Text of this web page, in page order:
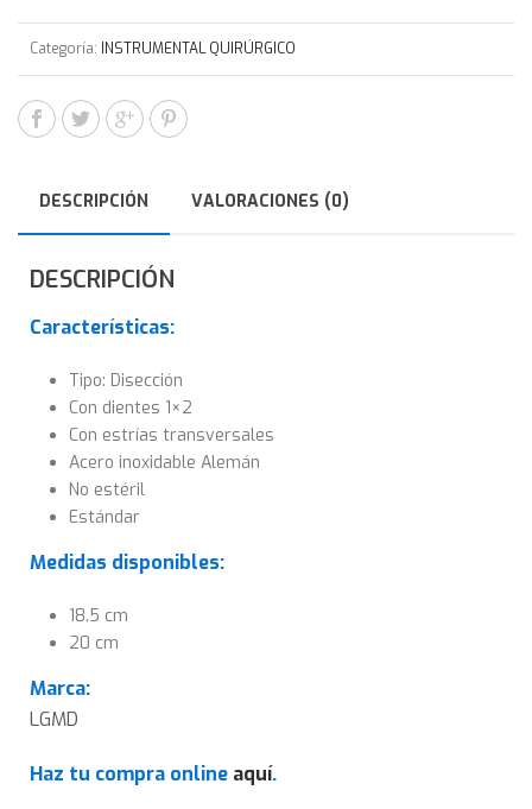
Categoría: INSTRUMENTAL QUIRÚRGICO
DESCRIPCIÓN VALORACIONES (0)
DESCRIPCIÓN
Características:
Tipo: Disección
Con dientes 1×2
Con estrías transversales
Acero inoxidable Alemán
No estéril
Estándar
Medidas disponibles:
18.5 cm
20 cm
Marca:
LGMD
Haz tu compra online aquí.